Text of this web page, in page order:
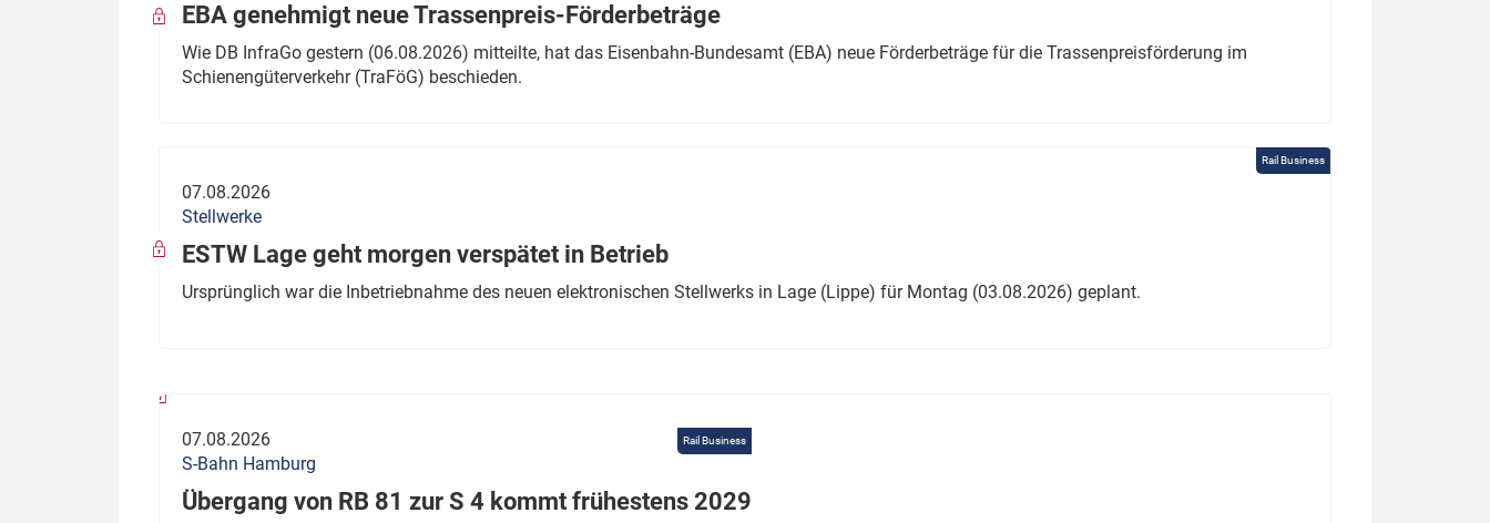
Verbände: Wer spricht für
wen?
Thema des Monats
Dossier: Generalsanierung
Dossier: ETCS
Infrastruktur & Ausrüstung
ÖPNV
EBA genehmigt neue Trassenpreis-Förderbeträge
Wie DB InfraGo gestern (06.08.2026) mitteilte, hat das Eisenbahn-Bundesamt (EBA) neue Förderbeträge für die Trassenpreisförderung im
Schienengüterverkehr (TraFöG) beschieden.
Rail Business
07.08.2026
Stellwerke
ESTW Lage geht morgen verspätet in Betrieb
Ursprünglich war die Inbetriebnahme des neuen elektronischen Stellwerks in Lage (Lippe) für Montag (03.08.2026) geplant.
Rail Business
07.08.2026
S-Bahn Hamburg
Übergang von RB 81 zur S 4 kommt frühestens 2029